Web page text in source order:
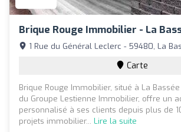
Brique Rouge Immobilier - La
1 Rue du Général Leclerc - 59480, La
Carte
Brique Rouge Immobilier, situé à La
du Groupe Lestienne Immobilier, offre un
personnalisé à ses clients depuis plus de
projets immobilier... Lire la suite